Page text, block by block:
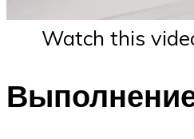
Watch this